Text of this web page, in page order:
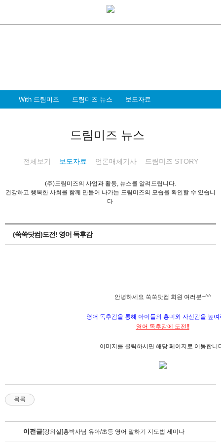
With 드림미즈 드림미즈 뉴스 보도자료
드림미즈 뉴스
전체보기 보도자료 언론매체기사 드림미즈 STORY
(주)드림미즈의 사업과 활동, 뉴스를 알려드립니다.
건강하고 행복한 사회를 함께 만들어 나가는 드림미즈의 모습을 확인할 수 있습니
다.
(쑥쑥닷컴)도전! 영어 독후감
안녕하세요 쑥쑥닷컴 회원 여러분~^^
영어 독후감을 통해 아이들의 흥미와 자신감을 높여
영어 독후감에 도전!!
이미지를 클릭하시면 해당 페이지로 이동합니
목록
이전글[강의실]홍박사님 유아/초등 영어 말하기 지도법 세미나